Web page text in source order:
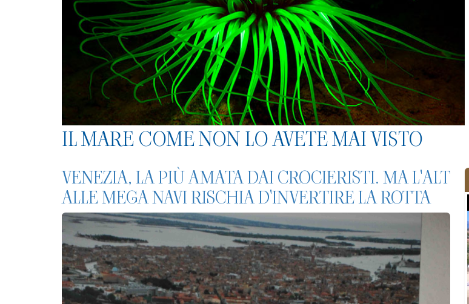
IL MARE COME NON LO AVETE MAI VISTO
VENEZIA, LA PIÙ AMATA DAI CROCIERISTI. MA L'ALT
ALLE MEGA NAVI RISCHIA D'INVERTIRE LA ROTTA